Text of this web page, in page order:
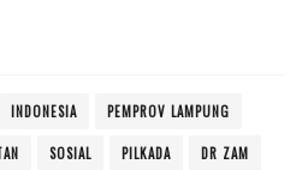
INDONESIA PEMPROV LAMPUNG
SOSIAL PILKADA DR ZAM